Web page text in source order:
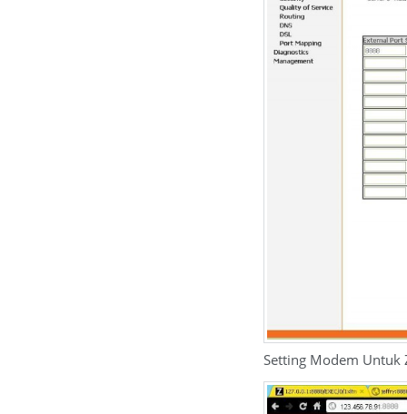
Setting Modem Untuk